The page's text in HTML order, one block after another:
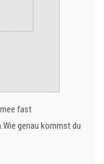
fast
genau kommst du